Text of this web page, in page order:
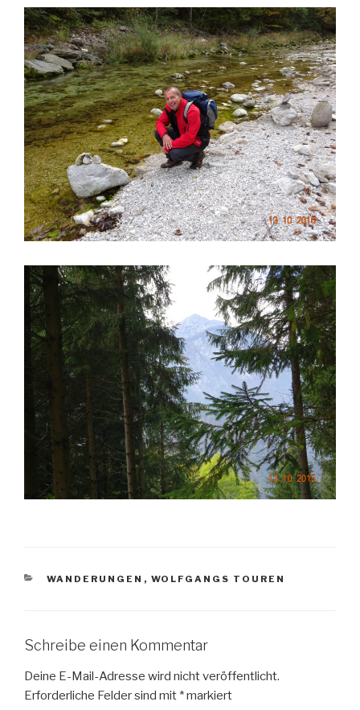
KATEGORIEN
WANDERUNGEN , WOLFGANGS TOUREN
Schreibe einen Kommentar
Deine E-Mail-Adresse wird nicht veröffentlicht.
Erforderliche Felder sind mit *markiert